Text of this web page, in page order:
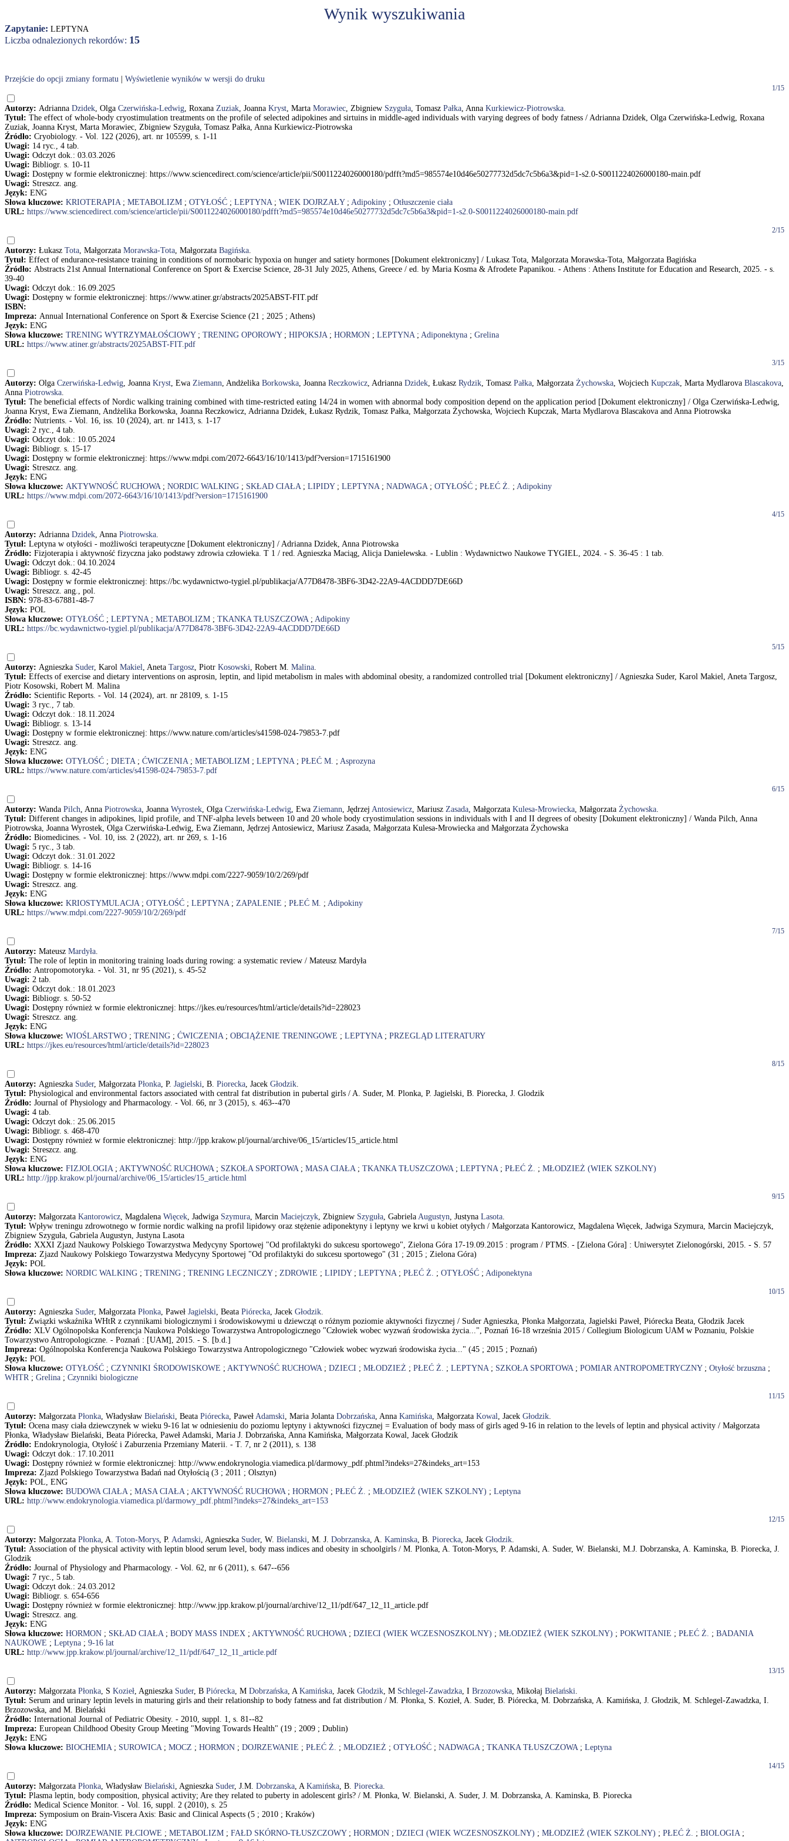
Wynik wyszukiwania
Zapytanie: LEPTYNA
Liczba odnalezionych rekordów: 15
Przejście do opcji zmiany formatu Wyświetlenie wyników w wersji do druku
1/15
Autorzy: Adrianna Dzidek, Olga Czerwińska-Ledwig, Roxana Zuziak, Joanna Kryst, Marta Morawiec, Zbigniew Szyguła, Tomasz Pałka, Anna Kurkiewicz-Piotrowska.
Tytuł: The effect of whole-body cryostimulation treatments on the profile of selected adipokines and sirtuins in middle-aged individuals with varying degrees of body fatness / Adrianna Dzidek, Olga Czerwińska-Ledwig, Roxana
Zuziak, Joanna Kryst, Marta Morawiec, Zbigniew Szyguła, Tomasz Pałka, Anna Kurkiewicz-Piotrowska
Źródło: Cryobiology. - Vol. 122 (2026), art. nr 105599, s. 1-11
Uwagi: 14 ryc., 4 tab.
Uwagi: Odczyt dok.: 03.03.2026
Uwagi: Bibliogr. s. 10-11
Uwagi: Dostępny w formie elektronicznej: https://www.sciencedirect.com/science/article/pii/S0011224026000180/pdfft?md5=985574e10d46e50277732d5dc7c5b6a3&pid=1-s2.0-S0011224026000180-main.pdf
Uwagi: Streszcz. ang.
Język: ENG
Słowa kluczowe: KRIOTERAPIA; METABOLIZM ; OTYŁOŚĆ ; LEPTYNA; WIEK DOJRZAŁY; Adipokiny ; Otłuszczenie ciała
URL: https://www.sciencedirect.com/science/article/pii/S0011224026000180/pdfft?md5=985574e10d46e50277732d5dc7c5b6a3&pid=1-s2.0-S0011224026000180-main.pdf
2/15
Autorzy: Łukasz Tota, Małgorzata Morawska-Tota, Małgorzata Bagińska.
Tytuł: Effect of endurance-resistance training in conditions of normobaric hypoxia on hunger and satiety hormones [Dokument elektroniczny] / Lukasz Tota, Malgorzata Morawska-Tota, Małgorzata Bagińska
Źródło: Abstracts 21st Annual International Conference on Sport & Exercise Science, 28-31 July 2025, Athens, Greece / ed. by Maria Kosma & Afrodete Papanikou. - Athens : Athens Institute for Education and Research, 2025. - s.
39-40
Uwagi: Odczyt dok.: 16.09.2025
Uwagi: Dostępny w formie elektronicznej: https://www.atiner.gr/abstracts/2025ABST-FIT.pdf
ISBN:
Impreza: Annual International Conference on Sport & Exercise Science (21 ; 2025 ; Athens)
Język: ENG
Słowa kluczowe: TRENING WYTRZYMAŁOŚCIOWY; TRENING OPOROWY; HIPOKSJA; HORMON ; LEPTYNA; Adiponektyna ; Grelina
URL: https://www.atiner.gr/abstracts/2025ABST-FIT.pdf
3/15
Autorzy: Olga Czerwińska-Ledwig, Joanna Kryst, Ewa Ziemann, Andżelika Borkowska, Joanna Reczkowicz, Adrianna Dzidek, Łukasz Rydzik, Tomasz Pałka, Małgorzata Żychowska, Wojciech Kupczak, Marta Mydlarova Blascakova,
Anna Piotrowska.
Tytuł: The beneficial effects of Nordic walking training combined with time-restricted eating 14/24 in women with abnormal body composition depend on the application period [Dokument elektroniczny] / Olga Czerwińska-Ledwig,
Joanna Kryst, Ewa Ziemann, Andżelika Borkowska, Joanna Reczkowicz, Adrianna Dzidek, Łukasz Rydzik, Tomasz Pałka, Małgorzata Żychowska, Wojciech Kupczak, Marta Mydlarova Blascakova and Anna Piotrowska
Źródło: Nutrients. - Vol. 16, iss. 10 (2024), art. nr 1413, s. 1-17
Uwagi: 2 ryc., 4 tab.
Uwagi: Odczyt dok.: 10.05.2024
Uwagi: Bibliogr. s. 15-17
Uwagi: Dostępny w formie elektronicznej: https://www.mdpi.com/2072-6643/16/10/1413/pdf?version=1715161900
Uwagi: Streszcz. ang.
Język: ENG
Słowa kluczowe: AKTYWNOŚĆ RUCHOWA; NORDIC WALKING ; SKŁAD CIAŁA; LIPIDY; LEPTYNA; NADWAGA; OTYŁOŚĆ ; PŁEĆ Ż. ; Adipokiny
URL: https://www.mdpi.com/2072-6643/16/10/1413/pdf?version=1715161900
4/15
Autorzy: Adrianna Dzidek, Anna Piotrowska.
Tytuł: Leptyna w otyłości - możliwości terapeutyczne [Dokument elektroniczny] / Adrianna Dzidek, Anna Piotrowska
Źródło: Fizjoterapia i aktywność fizyczna jako podstawy zdrowia człowieka. T 1 / red. Agnieszka Maciąg, Alicja Danielewska. - Lublin : Wydawnictwo Naukowe TYGIEL, 2024. - S. 36-45 : 1 tab.
Uwagi: Odczyt dok.: 04.10.2024
Uwagi: Bibliogr. s. 42-45
Uwagi: Dostępny w formie elektronicznej: https://bc.wydawnictwo-tygiel.pl/publikacja/A77D8478-3BF6-3D42-22A9-4ACDDD7DE66D
Uwagi: Streszcz. ang., pol.
ISBN: 978-83-67881-48-7
Język: POL
Słowa kluczowe: OTYŁOŚĆ ; LEPTYNA; METABOLIZM ; TKANKA TŁUSZCZOWA; Adipokiny
URL: https://bc.wydawnictwo-tygiel.pl/publikacja/A77D8478-3BF6-3D42-22A9-4ACDDD7DE66D
5/15
Autorzy: Agnieszka Suder, Karol Makiel, Aneta Targosz, Piotr Kosowski, Robert M. Malina.
Tytuł: Effects of exercise and dietary interventions on asprosin, leptin, and lipid metabolism in males with abdominal obesity, a randomized controlled trial [Dokument elektroniczny] / Agnieszka Suder, Karol Makiel, Aneta Targosz,
Piotr Kosowski, Robert M. Malina
Źródło: Scientific Reports. - Vol. 14 (2024), art. nr 28109, s. 1-15
Uwagi: 3 ryc., 7 tab.
Uwagi: Odczyt dok.: 18.11.2024
Uwagi: Bibliogr. s. 13-14
Uwagi: Dostępny w formie elektronicznej: https://www.nature.com/articles/s41598-024-79853-7.pdf
Uwagi: Streszcz. ang.
Język: ENG
Słowa kluczowe: OTYŁOŚĆ ; DIETA; ĆWICZENIA; METABOLIZM ; LEPTYNA; PŁEĆ M. ; Asprozyna
URL: https://www.nature.com/articles/s41598-024-79853-7.pdf
6/15
Autorzy: Wanda Pilch, Anna Piotrowska, Joanna Wyrostek, Olga Czerwińska-Ledwig, Ewa Ziemann, Jędrzej Antosiewicz, Mariusz Zasada, Małgorzata Kulesa-Mrowiecka, Małgorzata Żychowska.
Tytuł: Different changes in adipokines, lipid profile, and TNF-alpha levels between 10 and 20 whole body cryostimulation sessions in individuals with I and II degrees of obesity [Dokument elektroniczny] / Wanda Pilch, Anna
Piotrowska, Joanna Wyrostek, Olga Czerwińska-Ledwig, Ewa Ziemann, Jędrzej Antosiewicz, Mariusz Zasada, Małgorzata Kulesa-Mrowiecka and Małgorzata Żychowska
Źródło: Biomedicines. - Vol. 10, iss. 2 (2022), art. nr 269, s. 1-16
Uwagi: 5 ryc., 3 tab.
Uwagi: Odczyt dok.: 31.01.2022
Uwagi: Bibliogr. s. 14-16
Uwagi: Dostępny w formie elektronicznej: https://www.mdpi.com/2227-9059/10/2/269/pdf
Uwagi: Streszcz. ang.
Język: ENG
Słowa kluczowe: KRIOSTYMULACJA; OTYŁOŚĆ ; LEPTYNA; ZAPALENIE ; PŁEĆ M. ; Adipokiny
URL: https://www.mdpi.com/2227-9059/10/2/269/pdf
7/15
Autorzy: Mateusz Mardyła.
Tytuł: The role of leptin in monitoring training loads during rowing: a systematic review / Mateusz Mardyła
Źródło: Antropomotoryka. - Vol. 31, nr 95 (2021), s. 45-52
Uwagi: 2 tab.
Uwagi: Odczyt dok.: 18.01.2023
Uwagi: Bibliogr. s. 50-52
Uwagi: Dostępny również w formie elektronicznej: https://jkes.eu/resources/html/article/details?id=228023
Uwagi: Streszcz. ang.
Język: ENG
Słowa kluczowe: WIOŚLARSTWO ; TRENING ; ĆWICZENIA; OBCIĄŻENIE TRENINGOWE ; LEPTYNA; PRZEGLĄD LITERATURY
URL: https://jkes.eu/resources/html/article/details?id=228023
8/15
Autorzy: Agnieszka Suder, Małgorzata Płonka, P. Jagielski, B. Piorecka, Jacek Głodzik.
Tytuł: Physiological and environmental factors associated with central fat distribution in pubertal girls / A. Suder, M. Plonka, P. Jagielski, B. Piorecka, J. Glodzik
Źródło: Journal of Physiology and Pharmacology. - Vol. 66, nr 3 (2015), s. 463--470
Uwagi: 4 tab.
Uwagi: Odczyt dok.: 25.06.2015
Uwagi: Bibliogr. s. 468-470
Uwagi: Dostępny również w formie elektronicznej: http://jpp.krakow.pl/journal/archive/06_15/articles/15_article.html
Uwagi: Streszcz. ang.
Język: ENG
Słowa kluczowe: FIZJOLOGIA; AKTYWNOŚĆ RUCHOWA; SZKOŁA SPORTOWA; MASA CIAŁA; TKANKA TŁUSZCZOWA; LEPTYNA; PŁEĆ Ż. ; MŁODZIEŻ (WIEK SZKOLNY)
URL: http://jpp.krakow.pl/journal/archive/06_15/articles/15_article.html
9/15
Autorzy: Małgorzata Kantorowicz, Magdalena Więcek, Jadwiga Szymura, Marcin Maciejczyk, Zbigniew Szyguła, Gabriela Augustyn, Justyna Lasota.
Tytuł: Wpływ treningu zdrowotnego w formie nordic walking na profil lipidowy oraz stężenie adiponektyny i leptyny we krwi u kobiet otyłych / Małgorzata Kantorowicz, Magdalena Więcek, Jadwiga Szymura, Marcin Maciejczyk,
Zbigniew Szyguła, Gabriela Augustyn, Justyna Lasota
Źródło: XXXI Zjazd Naukowy Polskiego Towarzystwa Medycyny Sportowej "Od profilaktyki do sukcesu sportowego", Zielona Góra 17-19.09.2015 : program / PTMS. - [Zielona Góra] : Uniwersytet Zielonogórski, 2015. - S. 57
Impreza: Zjazd Naukowy Polskiego Towarzystwa Medycyny Sportowej "Od profilaktyki do sukcesu sportowego" (31 ; 2015 ; Zielona Góra)
Język: POL
Słowa kluczowe: NORDIC WALKING ; TRENING ; TRENING LECZNICZY; ZDROWIE ; LIPIDY; LEPTYNA; PŁEĆ Ż. ; OTYŁOŚĆ ; Adiponektyna
10/15
Autorzy: Agnieszka Suder, Małgorzata Płonka, Paweł Jagielski, Beata Piórecka, Jacek Głodzik.
Tytuł: Związki wskaźnika WHtR z czynnikami biologicznymi i środowiskowymi u dziewcząt o różnym poziomie aktywności fizycznej / Suder Agnieszka, Płonka Małgorzata, Jagielski Paweł, Piórecka Beata, Głodzik Jacek
Źródło: XLV Ogólnopolska Konferencja Naukowa Polskiego Towarzystwa Antropologicznego "Człowiek wobec wyzwań środowiska życia...", Poznań 16-18 września 2015 / Collegium Biologicum UAM w Poznaniu, Polskie
Towarzystwo Antropologiczne. - Poznań : [UAM], 2015. - S. [b.d.]
Impreza: Ogólnopolska Konferencja Naukowa Polskiego Towarzystwa Antropologicznego "Człowiek wobec wyzwań środowiska życia..." (45 ; 2015 ; Poznań)
Język: POL
Słowa kluczowe: OTYŁOŚĆ ; CZYNNIKI ŚRODOWISKOWE ; AKTYWNOŚĆ RUCHOWA; DZIECI ; MŁODZIEŻ ; PŁEĆ Ż. ; LEPTYNA; SZKOŁA SPORTOWA; POMIAR ANTROPOMETRYCZNY; Otyłość brzuszna ;
WHTR; Grelina ; Czynniki biologiczne
11/15
Autorzy: Małgorzata Płonka, Władysław Bielański, Beata Piórecka, Paweł Adamski, Maria Jolanta Dobrzańska, Anna Kamińska, Małgorzata Kowal, Jacek Głodzik.
Tytuł: Ocena masy ciała dziewczynek w wieku 9-16 lat w odniesieniu do poziomu leptyny i aktywności fizycznej = Evaluation of body mass of girls aged 9-16 in relation to the levels of leptin and physical activity / Małgorzata
Płonka, Władysław Bielański, Beata Piórecka, Paweł Adamski, Maria J. Dobrzańska, Anna Kamińska, Małgorzata Kowal, Jacek Głodzik
Źródło: Endokrynologia, Otyłość i Zaburzenia Przemiany Materii. - T. 7, nr 2 (2011), s. 138
Uwagi: Odczyt dok.: 17.10.2011
Uwagi: Dostępny również w formie elektronicznej: http://www.endokrynologia.viamedica.pl/darmowy_pdf.phtml?indeks=27&indeks_art=153
Impreza: Zjazd Polskiego Towarzystwa Badań nad Otyłością (3 ; 2011 ; Olsztyn)
Język: POL, ENG
Słowa kluczowe: BUDOWA CIAŁA; MASA CIAŁA; AKTYWNOŚĆ RUCHOWA; HORMON ; PŁEĆ Ż. ; MŁODZIEŻ (WIEK SZKOLNY) ; Leptyna
URL: http://www.endokrynologia.viamedica.pl/darmowy_pdf.phtml?indeks=27&indeks_art=153
12/15
Autorzy: Małgorzata Płonka, A. Toton-Morys, P. Adamski, Agnieszka Suder, W. Bielanski, M. J. Dobrzanska, A. Kaminska, B. Piorecka, Jacek Głodzik.
Tytuł: Association of the physical activity with leptin blood serum level, body mass indices and obesity in schoolgirls / M. Plonka, A. Toton-Morys, P. Adamski, A. Suder, W. Bielanski, M.J. Dobrzanska, A. Kaminska, B. Piorecka, J.
Glodzik
Źródło: Journal of Physiology and Pharmacology. - Vol. 62, nr 6 (2011), s. 647--656
Uwagi: 7 ryc., 5 tab.
Uwagi: Odczyt dok.: 24.03.2012
Uwagi: Bibliogr. s. 654-656
Uwagi: Dostępny również w formie elektronicznej: http://www.jpp.krakow.pl/journal/archive/12_11/pdf/647_12_11_article.pdf
Uwagi: Streszcz. ang.
Język: ENG
Słowa kluczowe: HORMON ; SKŁAD CIAŁA; BODY MASS INDEX ; AKTYWNOŚĆ RUCHOWA; DZIECI (WIEK WCZESNOSZKOLNY) ; MŁODZIEŻ (WIEK SZKOLNY) ; POKWITANIE ; PŁEĆ Ż. ; BADANIA
NAUKOWE ; Leptyna ; 9-16 lat
URL: http://www.jpp.krakow.pl/journal/archive/12_11/pdf/647_12_11_article.pdf
13/15
Autorzy: Małgorzata Płonka, S Kozieł, Agnieszka Suder, B Piórecka, M Dobrzańska, A Kamińska, Jacek Głodzik, M Schlegel-Zawadzka, I Brzozowska, Mikołaj Bielański.
Tytuł: Serum and urinary leptin levels in maturing girls and their relationship to body fatness and fat distribution / M. Płonka, S. Kozieł, A. Suder, B. Piórecka, M. Dobrzańska, A. Kamińska, J. Głodzik, M. Schlegel-Zawadzka, I.
Brzozowska, and M. Bielański
Źródło: International Journal of Pediatric Obesity. - 2010, suppl. 1, s. 81--82
Impreza: European Childhood Obesity Group Meeting "Moving Towards Health" (19 ; 2009 ; Dublin)
Język: ENG
Słowa kluczowe: BIOCHEMIA; SUROWICA; MOCZ ; HORMON ; DOJRZEWANIE ; PŁEĆ Ż. ; MŁODZIEŻ ; OTYŁOŚĆ ; NADWAGA; TKANKA TŁUSZCZOWA; Leptyna
14/15
Autorzy: Małgorzata Płonka, Władysław Bielański, Agnieszka Suder, J.M. Dobrzanska, A Kamińska, B. Piorecka.
Tytuł: Plasma leptin, body composition, physical activity; Are they related to puberty in adolescent girls? / M. Płonka, W. Bielanski, A. Suder, J. M. Dobrzanska, A. Kaminska, B. Piorecka
Źródło: Medical Science Monitor. - Vol. 16, suppl. 2 (2010), s. 25
Impreza: Symposium on Brain-Viscera Axis: Basic and Clinical Aspects (5 ; 2010 ; Kraków)
Język: ENG
Słowa kluczowe: DOJRZEWANIE PŁCIOWE ; METABOLIZM ; FAŁD SKÓRNO-TŁUSZCZOWY; HORMON ; DZIECI (WIEK WCZESNOSZKOLNY) ; MŁODZIEŻ (WIEK SZKOLNY) ; PŁEĆ Ż. ; BIOLOGIA;